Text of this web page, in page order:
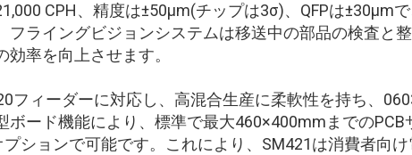
CPH、精度は±50μm(チップは3σ)、QFPは±30μm
フライングビジョンシステムは移送中の部品の検査と
率を向上させます。
フィーダーに対応し、高混合生産に柔軟性を持ち、
ボード機能により、標準で最大460×400mmまでの
ションで可能です。これにより、SM421は消費者向